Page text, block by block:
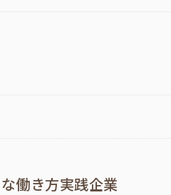
働き方実践企業